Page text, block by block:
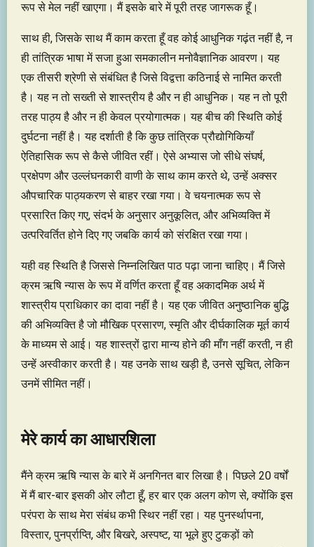
रूप से मेल नहीं खाएगा। मैं इसके बारे में पूरी तरह जागरूक हूँ।
साथ ही, जिसके साथ मैं काम करता हूँ वह कोई आधुनिक गढ़ंत नहीं है, न
ही तांत्रिक भाषा में सजा हुआ समकालीन मनोवैज्ञानिक आवरण। यह
एक तीसरी श्रेणी से संबंधित है जिसे विद्वत्ता कठिनाई से नामित करती
है। यह न तो सख्ती से शास्त्रीय है और न ही आधुनिक। यह न तो पूरी
तरह पाठ्य है और न ही केवल प्रयोगात्मक। यह बीच की स्थिति कोई
दुर्घटना नहीं है। यह दर्शाती है कि कुछ तांत्रिक प्रौद्योगिकियाँ
ऐतिहासिक रूप से कैसे जीवित रहीं। ऐसे अभ्यास जो सीधे संघर्ष,
प्रक्षेपण और उल्लंघनकारी वाणी के साथ काम करते थे, उन्हें अक्सर
औपचारिक पाठ्यकरण से बाहर रखा गया। वे चयनात्मक रूप से
प्रसारित किए गए, संदर्भ के अनुसार अनुकूलित, और अभिव्यक्ति में
उत्परिवर्तित होने दिए गए जबकि कार्य को संरक्षित रखा गया।
यही वह स्थिति है जिससे निम्नलिखित पाठ पढ़ा जाना चाहिए। मैं जिसे
क्रम ऋषि न्यास के रूप में वर्णित करता हूँ वह अकादमिक अर्थ में
शास्त्रीय प्राधिकार का दावा नहीं है। यह एक जीवित अनुष्ठानिक बुद्धि
की अभिव्यक्ति है जो मौखिक प्रसारण, स्मृति और दीर्घकालिक मूर्त कार्य
के माध्यम से आई। यह शास्त्रों द्वारा मान्य होने की माँग नहीं करती, न ही
उन्हें अस्वीकार करती है। यह उनके साथ खड़ी है, उनसे सूचित, लेकिन
उनमें सीमित नहीं।
मेरे कार्य का आधारशिला
मैंने क्रम ऋषि न्यास के बारे में अनगिनत बार लिखा है। पिछले 20 वर्षों
में मैं बार-बार इसकी ओर लौटा हूँ, हर बार एक अलग कोण से, क्योंकि इस
परंपरा के साथ मेरा संबंध कभी स्थिर नहीं रहा। यह पुनर्स्थापना,
विस्तार, पुनर्प्राप्ति, और बिखरे, अस्पष्ट, या भूले हुए टुकड़ों को